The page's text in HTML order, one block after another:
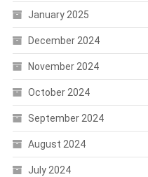
January 2025
December 2024
November 2024
October 2024
September 2024
August 2024
July 2024